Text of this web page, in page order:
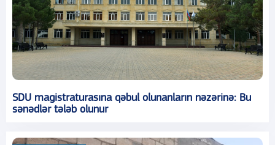
SDU magistraturasına qəbul olunanların nəzərinə: Bu
sənədlər tələb olunur